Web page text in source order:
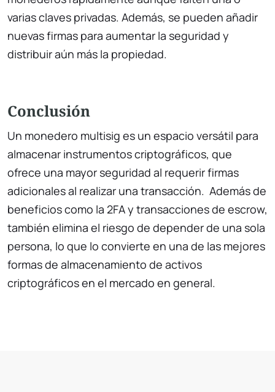
varias claves privadas. Además, se pueden añadir
nuevas firmas para aumentar la seguridad y
distribuir aún más la propiedad.
Conclusión
Un monedero multisig es un espacio versátil para
almacenar instrumentos criptográficos, que
ofrece una mayor seguridad al requerir firmas
adicionales al realizar una transacción. Además de
beneficios como la 2FA y transacciones de escrow,
también elimina el riesgo de depender de una sola
persona, lo que lo convierte en una de las mejores
formas de almacenamiento de activos
criptográficos en el mercado en general.